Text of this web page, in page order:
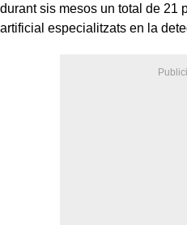
durant sis mesos un total de 21
artificial especialitzats en la